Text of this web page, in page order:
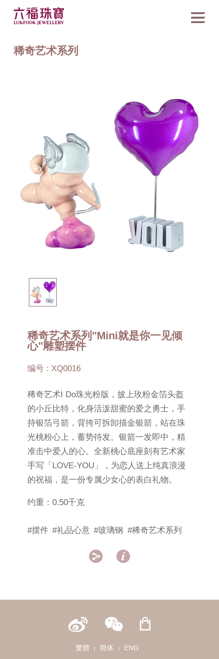
稀奇艺术系列
稀奇艺术系列"Mini就是你一见倾
心"雕塑摆件
编号 : XQ0016
稀奇艺术I Do珠光粉版，披上玫粉金箔头盔
的小丘比特，化身活泼甜蜜的爱之勇士，手
持银箔弓箭，背挎可拆卸描金银箭，站在珠
光桃粉心上，蓄势待发。银箭一发即中，精
准击中爱人的心。全新桃心底座刻有艺术家
手写「LOVE-YOU」，为恋人送上纯真浪漫
的祝福，是一份专属少女心的表白礼物。
约重：0.50千克
#摆件 #礼品心意 #玻璃钢 #稀奇艺术系列
 
繁體 簡体 ENG